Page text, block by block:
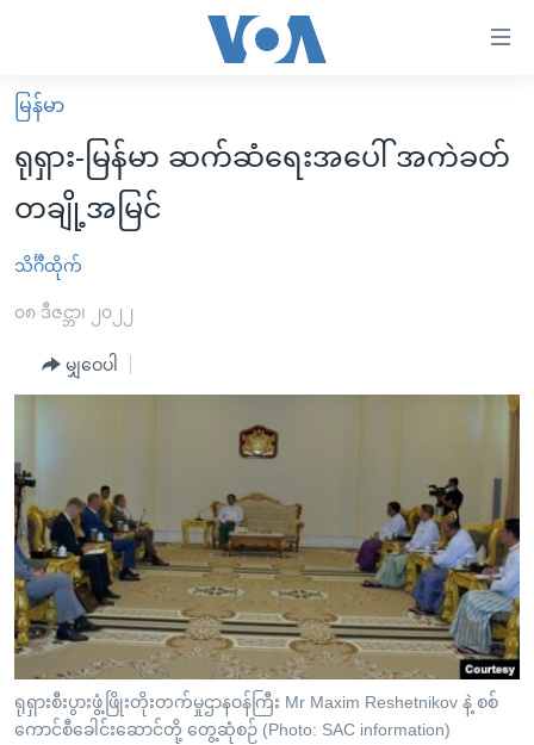
လွယ်ကူ
စေ
များ
ပင်မ
ရန်
ပင်မ
အ
ညွန်း
စာမျက်နှာ
သို့
ကြည့်
ရန်
မူလစာမျက်နှာ
မြန်မာ
ကမ္ဘာ့သတင်းများ
နိုင်ငံတကာ
အစ္စရေး-ပါလက်စတိုင်း
ဗွီဒီယို
အင်္ဂလိပ်စာလေ့လာမယ်
ရုပ်ရှင်ထဲက အင်္ဂလိပ်စာ
သုတပဒေသာ အင်္ဂလိပ်စာ
တီဗွီ
ရေဒီယိုနှင့်ရုပ်သံ အချက်အလက်များ
ရေဒီယို/တီဗွီအစီအစဉ်
Learning English
ဗွီအိုအေ လူမှုကွန်ယက်များ
မြန်မာ
ရုရှား-မြန်မာ ဆက်ဆံရေးအပေါ် အကဲခတ်
တချို့အမြင်
သိင်္ဂီထိုက်
၀၈ ဒီဇင္ဘာ၊ ၂၀၂၂
မျှဝေပါ
ရုရှားစီးပွားဖွံ့ဖြိုးတိုးတက်မှုဌာနဝန်ကြီး Mr Maxim Reshetnikov နဲ့ စစ်
ကောင်စီခေါင်းဆောင်တို့ တွေ့ဆုံစဉ် (Photo: SAC information)